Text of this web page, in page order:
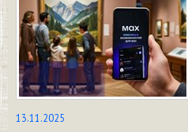
13.11.2025